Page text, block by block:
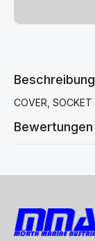
Beschreibung
COVER, SOCKET
Bewertungen